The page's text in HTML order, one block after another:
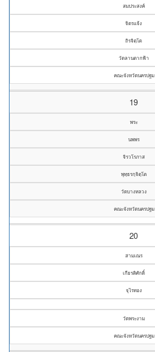
สมประสงค์
จิตรแจ้ง
ถิรจิตฺโต
วัดลานตากฟ้า
คณะจังหวัดนครปฐม
19
พระ
นพพร
จิรวโรภาส
พุทฺธรกฺจิตฺโต
วัดบางหลวง
คณะจังหวัดนครปฐม
20
สามเณร
เกียรติศักดิ์
จุไรทอง
วัดพระงาม
คณะจังหวัดนครปฐม